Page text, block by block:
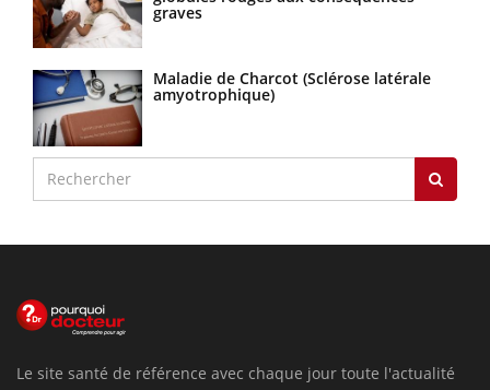
graves
Maladie de Charcot (Sclérose latérale
amyotrophique)
Le site santé de référence avec chaque jour toute l'actualité